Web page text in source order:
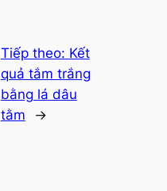
Tiếp theo: Kết
quả tắm trắng
bằng lá dâu
tằm
→